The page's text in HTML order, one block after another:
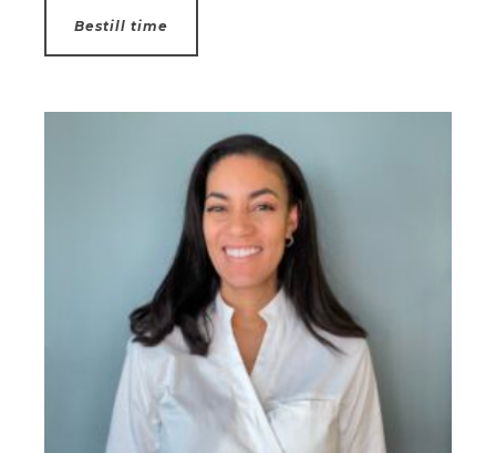
Bestill time